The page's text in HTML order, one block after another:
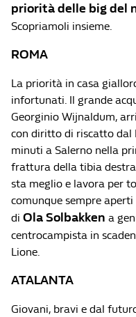
priorità delle big del
Scopriamoli insieme.
ROMA
La priorità in casa
infortunati. Il grande
Georginio Wijnaldum,
con diritto di riscatto dal
minuti a Salerno nella
frattura della tibia destra
sta meglio e lavora per
comunque sempre
di Ola Solbakken a
centrocampista in
Lione.
ATALANTA
Giovani, bravi e dal